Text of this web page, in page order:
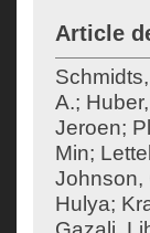
Article
A.;
Jeroen;
Min;
Johnson,
Hulya;